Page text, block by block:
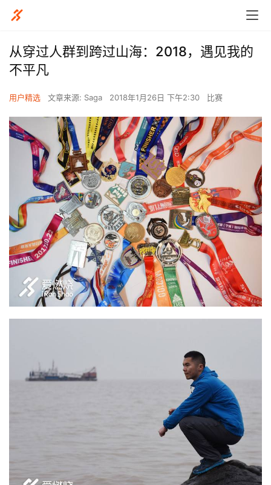
从穿过人群到跨过山海：2018，遇见我的
不平凡
用户精选 文章来源: Saga 2018年1月26日 下午2:30 比赛